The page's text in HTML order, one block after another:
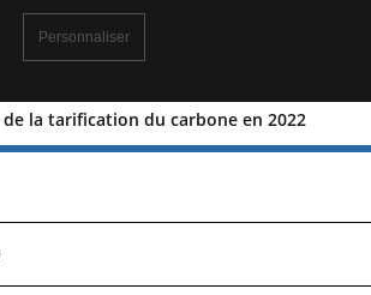
la tarification du carbone en 2022
les tendances de la
Personnaliser